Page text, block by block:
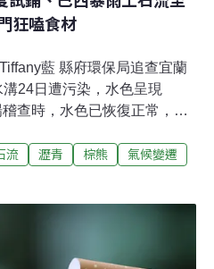
狂嗑食材
藍 縣府環保局追查宜蘭
24日遭污染，水色呈現
查時，水色已恢復正常，後
員於半小時內趕抵現場，但
無異狀。25日再度擴大逐戶
禁宰長達15天，產業損失與
流 瀝青 棕熊
氣候變遷